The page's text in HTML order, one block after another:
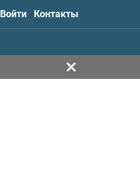
Войти Контакты